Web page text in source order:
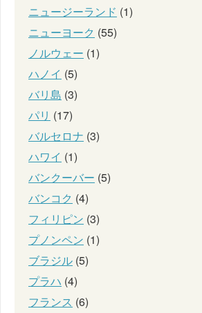
ニュージーランド (1)
ニューヨーク (55)
ノルウェー (1)
ハノイ (5)
バリ島 (3)
パリ (17)
バルセロナ (3)
ハワイ (1)
バンクーバー (5)
バンコク (4)
フィリピン (3)
プノンペン (1)
ブラジル (5)
プラハ (4)
フランス (6)